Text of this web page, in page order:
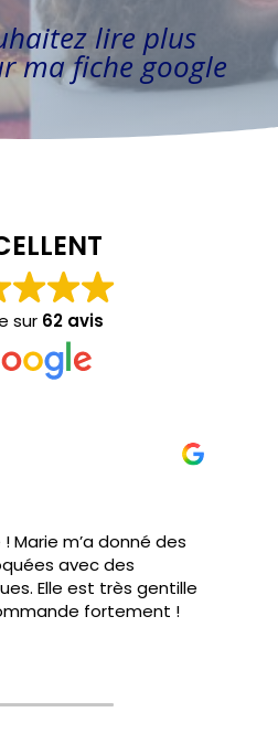
lire plus
ma fiche google
sur 62 avis
Marie m’a donné des
avec des
Elle est très gentille
fortement !